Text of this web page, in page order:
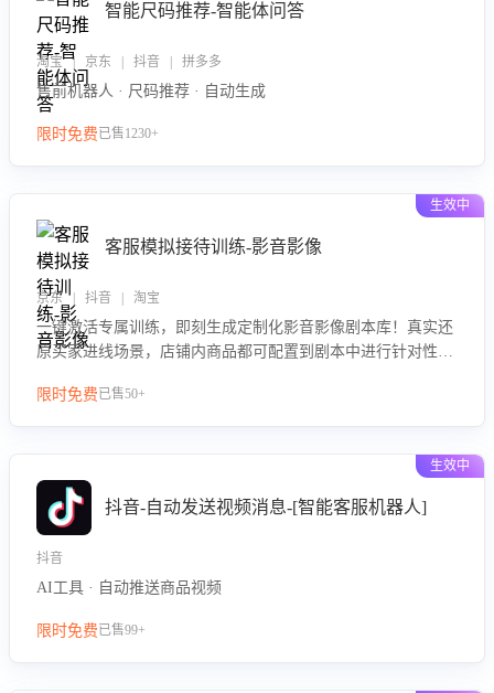
智能尺码推荐-智能体问答
淘宝 | 京东 | 抖音 | 拼多多
售前机器人 · 尺码推荐 · 自动生成
限时免费已售1230+
生效中
客服模拟接待训练-影音影像
京东 | 抖音 | 淘宝
一键激活专属训练，即刻生成定制化影音影像剧本库！真实还
原买家进线场景，店铺内商品都可配置到剧本中进行针对性训
即开通”，快速获取影音影像类目剧本，一键开启客服培训。
限时免费已售50+
生效中
抖音-自动发送视频消息-[智能客服机器人]
抖音
AI工具 · 自动推送商品视频
限时免费已售99+